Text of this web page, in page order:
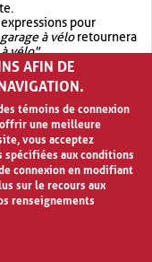
pour
garage à véloretournera
vélo".
OR.garage OR vélo
garage à vélo
AFIN DE
témoins de connexion
une meilleure
vous acceptez
aux conditions
connexion en modifiant
sur le recours aux
renseignements